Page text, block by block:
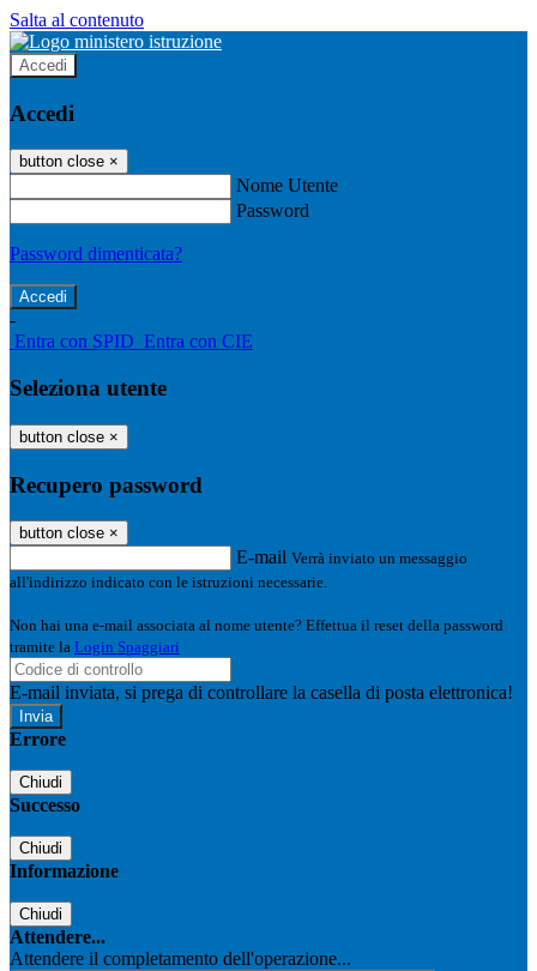
Salta al contenuto
Accedi
Accedi
button close ×
Nome Utente
Password
Password dimenticata?
-
Entra con SPID Entra con CIE
Seleziona utente
button close ×
Recupero password
button close ×
E-mail Verrà inviato un messaggio
all'indirizzo indicato con le istruzioni necessarie.
Non hai una e-mail associata al nome utente? Effettua il reset della password
tramite la Login Spaggiari
E-mail inviata, si prega di controllare la casella di posta elettronica!
Errore
Chiudi
Successo
Chiudi
Informazione
Chiudi
Attendere...
Attendere il completamento dell'operazione...